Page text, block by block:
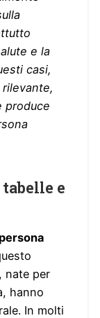
e la
casi,
produce
e
nate per
hanno
In molti